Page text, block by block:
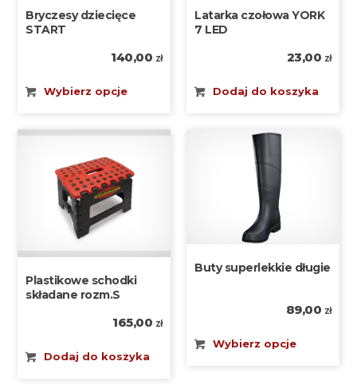
Bryczesy dziecięce
START
140,00 zł
Wybierz opcje
Latarka czołowa YORK
7 LED
23,00 zł
Dodaj do koszyka
Plastikowe schodki
składane rozm.S
165,00 zł
Dodaj do koszyka
Buty superlekkie długie
89,00 zł
Wybierz opcje